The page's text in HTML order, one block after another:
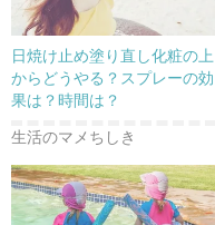
日焼け止め塗り直し化粧の上
からどうやる？スプレーの効
果は？時間は？
生活のマメちしき